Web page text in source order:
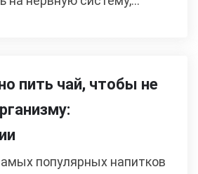
пить чай, чтобы не
популярных напитков